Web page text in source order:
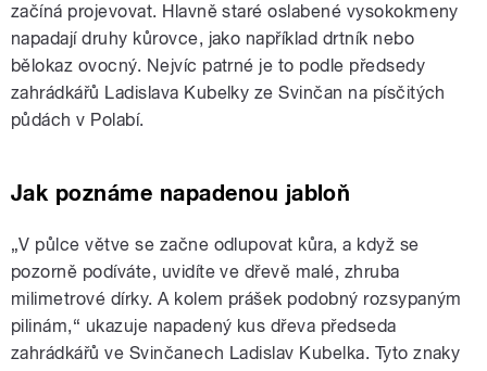
začíná projevovat. Hlavně staré oslabené vysokokmeny
napadají druhy kůrovce, jako například drtník nebo
bělokaz ovocný. Nejvíc patrné je to podle předsedy
zahrádkářů Ladislava Kubelky ze Svinčan na písčitých
půdách v Polabí.
Jak poznáme napadenou jabloň
„V půlce větve se začne odlupovat kůra, a když se
pozorně podíváte, uvidíte ve dřevě malé, zhruba
milimetrové dírky. A kolem prášek podobný rozsypaným
pilinám,“ ukazuje napadený kus dřeva předseda
zahrádkářů ve Svinčanech Ladislav Kubelka. Tyto znaky